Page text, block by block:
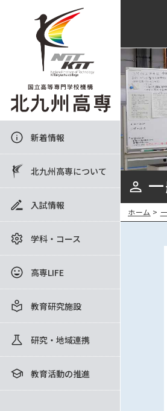
新着情報
北九州高専について
入試情報
学科・コース
高専LIFE
教育研究施設
研究・地域連携
教育活動の推進
ホーム >